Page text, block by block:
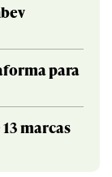
para
marcas